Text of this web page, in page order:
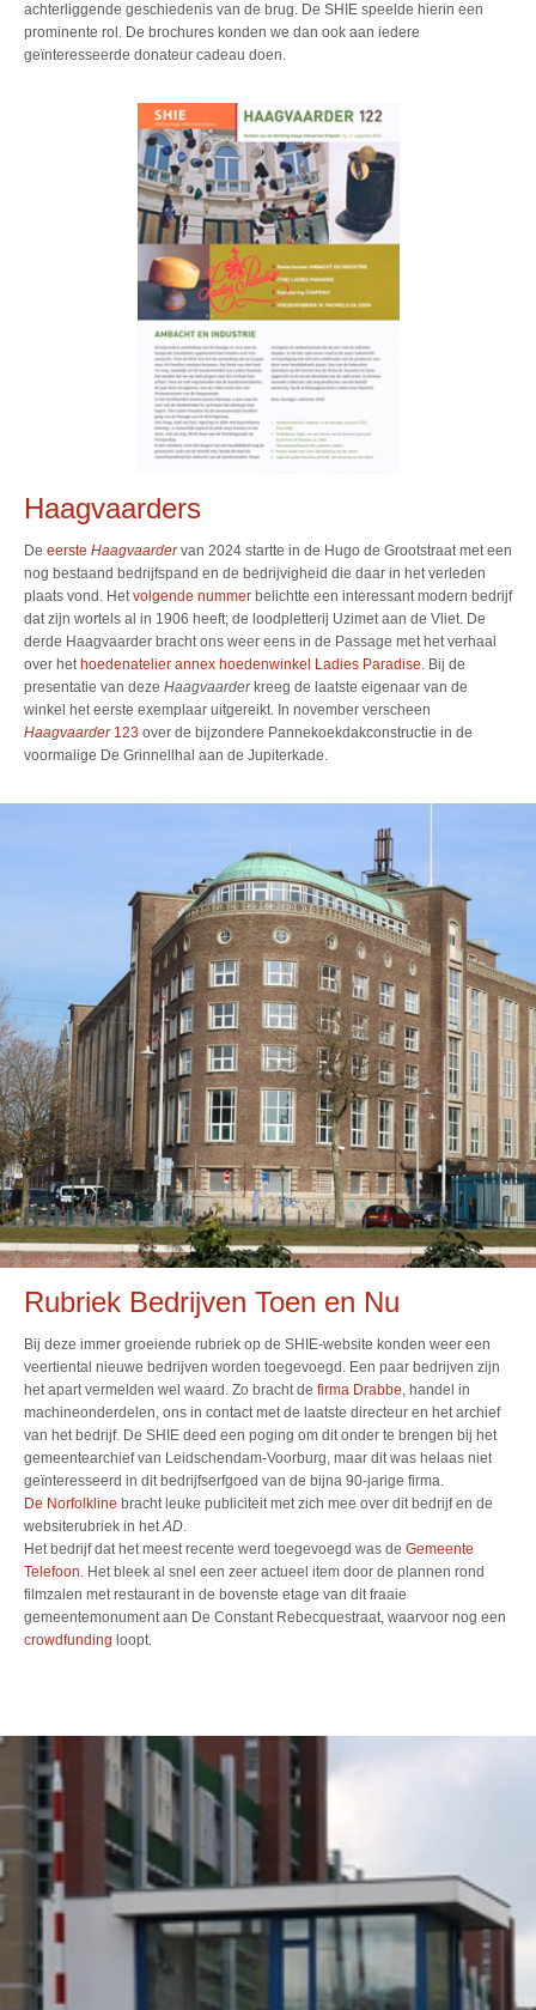
achterliggende geschiedenis van de brug. De SHIE speelde hierin een
prominente rol. De brochures konden we dan ook aan iedere
geïnteresseerde donateur cadeau doen.
Haagvaarders
De eerste Haagvaardervan 2024 startte in de Hugo de Grootstraat met een
nog bestaand bedrijfspand en de bedrijvigheid die daar in het verleden
plaats vond. Hetvolgende nummer belichtte een interessant modern bedrijf
dat zijn wortels al in 1906 heeft; de loodpletterij Uzimet aan de Vliet. De
derde Haagvaarder bracht ons weer eens in de Passage met het verhaal
over het hoedenatelier annex hoedenwinkel Ladies Paradise. Bij de
presentatie van deze Haagvaarderkreeg de laatste eigenaar van de
winkel het eerste exemplaar uitgereikt. In november verscheen
Haagvaarder123 over de bijzondere Pannekoekdakconstructie in de
voormalige De Grinnellhal aan de Jupiterkade.
Rubriek Bedrijven Toen en Nu
Bij deze immer groeiende rubriek op de SHIE-website konden weer een
veertiental nieuwe bedrijven worden toegevoegd. Een paar bedrijven zijn
het apart vermelden wel waard. Zo bracht de firma Drabbe, handel in
machineonderdelen, ons in contact met de laatste directeur en het archief
van het bedrijf. De SHIE deed een poging om dit onder te brengen bij het
gemeentearchief van Leidschendam-Voorburg, maar dit was helaas niet
geïnteresseerd in dit bedrijfserfgoed van de bijna 90-jarige firma.
De Norfolkline bracht leuke publiciteit met zich mee over dit bedrijf en de
websiterubriek in hetAD.
Het bedrijf dat het meest recente werd toegevoegd was de Gemeente
Telefoon. Het bleek al snel een zeer actueel item door de plannen rond
filmzalen met restaurant in de bovenste etage van dit fraaie
gemeentemonument aan De Constant Rebecquestraat, waarvoor nog een
crowdfunding loopt.